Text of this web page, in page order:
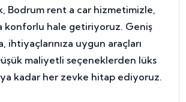
Bodrum rent a car hizmetimizle,
konforlu hale getiriyoruz. Geniş
ihtiyaçlarınıza uygun araçları
maliyetli seçeneklerden lüks
kadar her zevke hitap ediyoruz.